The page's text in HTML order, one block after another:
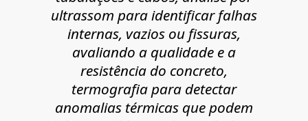
ultrassom para identificar falhas
internas, vazios ou fissuras,
avaliando a qualidade e a
resistência do concreto,
termografia para detectar
anomalias térmicas que podem